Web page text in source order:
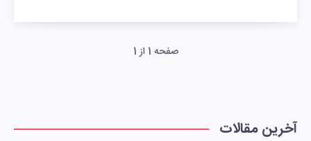
صفحه 1 از 1
آخرین مقالات